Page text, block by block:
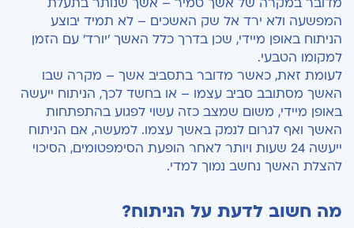
המפשעה ולא ירד אל שק האשכים – לא תמיד יבוצע
הניתוח באופן מיידי, שכן בדרך כלל האשך 'יורד' עם הזמן
למקומו הטבעי.
לעומת זאת, כאשר מדובר בתסביב אשך – מקרה שבו
האשך מסתובב סביב עצמו – או בחשד לכך, הניתוח ייעשה
באופן מיידי, משום שמצב כזה עשוי לפגוע בהתפתחות
האשך ואף לגרום לנמק באשך עצמו. למעשה, אם הניתוח
ייעשה 24 שעות ויותר לאחר הופעת הסימפטומים, הסיכוי
להצלת האשך נחשב נמוך למדי.
מה חשוב לדעת על הניתוח?